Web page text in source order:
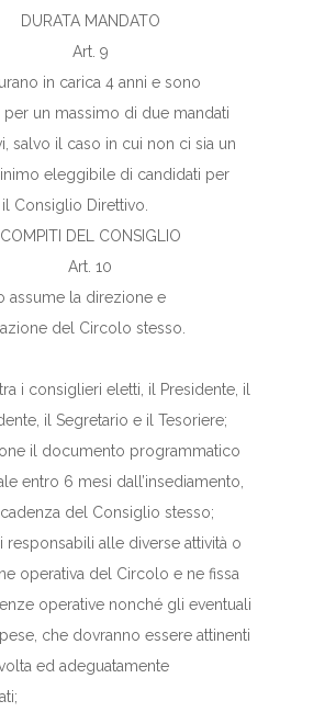
DURATA MANDATO
Art. 9
in carica 4 anni e sono
un massimo di due mandati
salvo il caso in cui non ci sia un
eleggibile di candidati per
Consiglio Direttivo.
COMPITI DEL CONSIGLIO
Art. 10
assume la direzione e
del Circolo stesso.
i consiglieri eletti, il Presidente, il
il Segretario e il Tesoriere;
il documento programmatico
entro 6 mesi dall’insediamento,
del Consiglio stesso;
responsabili alle diverse attività o
operativa del Circolo e ne fissa
operative nonché gli eventuali
che dovranno essere attinenti
ed adeguatamente